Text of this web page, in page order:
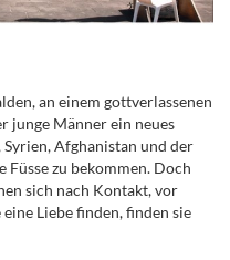
an einem gottverlassenen
junge Männer ein neues
Afghanistan und der
Füsse zu bekommen. Doch
sich nach Kontakt, vor
Liebe finden, finden sie